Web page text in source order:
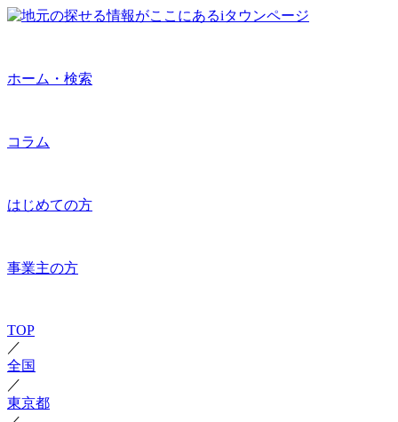
ホーム・検索
コラム
はじめての方
事業主の方
TOP
／
全国
／
東京都